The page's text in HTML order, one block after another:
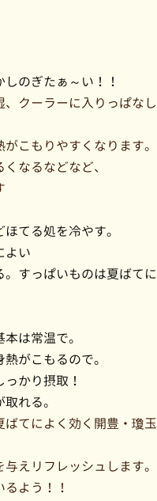
のぎたぁ～い！！
クーラーに入りっぱなし
こもりやすくなります。
なるなどなど、
てる処を冷やす。
よい
。すっぱいものは夏ばてに
は常温で。
がこもるので。
かり摂取！
れる。
てによく効く開豊・瓊玉
えリフレッシュします。
よう！！